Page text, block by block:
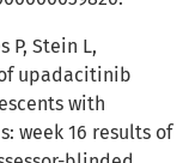
P, Stein L,
upadacitinib
with
week 16 results of